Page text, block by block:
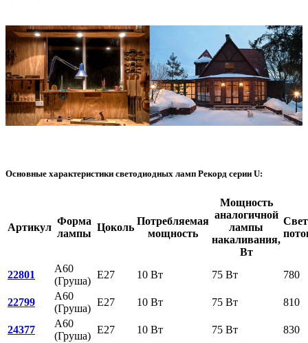
Основные характеристики светодиодных ламп Рекорд серии U:
Артикул
Форма
лампы
Цоколь
Потребляемая
мощность
Мощность
аналогичной
лампы
накаливания,
Вт
22801
A60
(Груша)
E27 10 Вт 75 Вт 780
22799
A60
(Груша)
E27 10 Вт 75 Вт 810
24377
A60
(Груша)
E27 10 Вт 75 Вт 830